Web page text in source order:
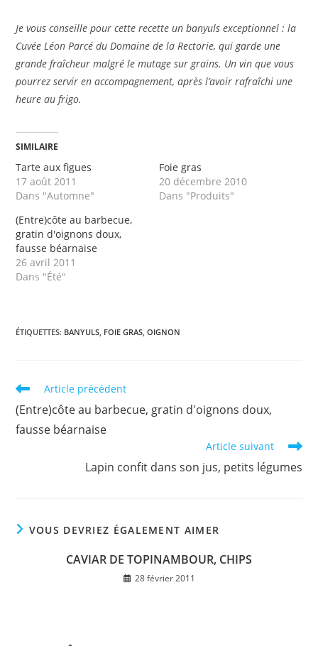
Je vous conseille pour cette recette un banyuls exceptionnel : la
Cuvée Léon Parcé duDomaine de la Rectorie, qui garde une
grande fraîcheur malgré le mutage sur grains. Un vin que vous
pourrez servir en accompagnement, après l’avoir rafraîchi une
heure au frigo.
SIMILAIRE
Tarte aux figues
17 août 2011
Dans "Automne"
Foie gras
20 décembre 2010
Dans "Produits"
(Entre)côte au barbecue,
gratin d'oignons doux,
fausse béarnaise
26 avril 2011
Dans "Été"
ÉTIQUETTES: BANYULS, FOIE GRAS, OIGNON
Read
articles
Article précédent
(Entre)côte au barbecue, gratin d'oignons doux,
fausse béarnaise
Article suivant
Lapin confit dans son jus, petits légumes
VOUS DEVRIEZ ÉGALEMENT AIMER
CAVIAR DE TOPINAMBOUR, CHIPS
28 février 2011